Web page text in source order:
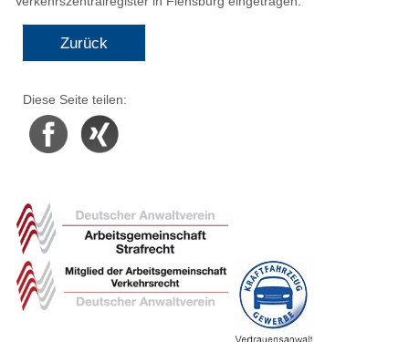
Zurück
Diese Seite teilen:
Facebook Xing